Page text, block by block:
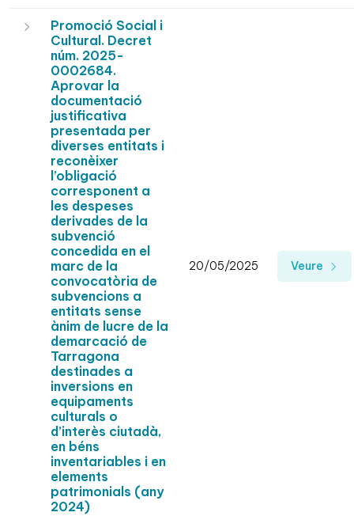
Promoció Social i
Cultural. Decret
núm. 2025-
0002684.
Aprovar la
documentació
justificativa
presentada per
diverses entitats i
reconèixer
l’obligació
corresponent a
les despeses
derivades de la
subvenció
concedida en el
marc de la
convocatòria de
subvencions a
entitats sense
ànim de lucre de la
demarcació de
Tarragona
destinades a
inversions en
equipaments
culturals o
d’interès ciutadà,
en béns
inventariables i en
elements
patrimonials (any
2024)
20/05/2025 Veure